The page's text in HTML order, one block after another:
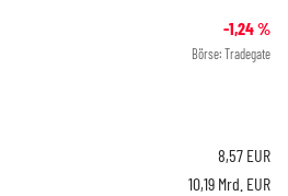
-1,24%
Börse: Tradegate
8,57 EUR
10,19 Mrd. EUR